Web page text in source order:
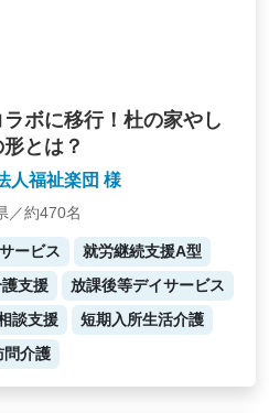
ボに移行！杜の家やし
とは？
人福祉楽団 様
／約470名
ービス
就労継続支援A型
支援
放課後等デイサービス
談支援
短期入所生活介護
問介護